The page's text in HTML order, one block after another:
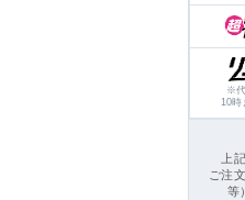
※
10時
上
ご注
等